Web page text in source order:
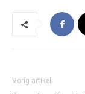
Vorig artikel